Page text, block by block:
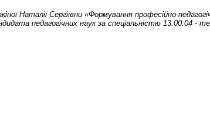
Наталії Сергіївни «Формування професійно-
педагогічних наук за спеціальністю 13.00.04 -